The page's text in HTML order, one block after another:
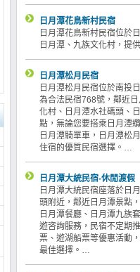
日月潭花鳥新村民宿
日月潭花鳥新村民宿位於
日月潭、九族文化村，提
日月潭松月民宿
日月潭松月民宿位於南投
為合法民宿768號，鄰近
化村、日月潭水社碼頭、
點，無論您要搭乘日月潭
日月潭騎單車，日月潭松
住宿的優質民宿選擇。…
日月潭大統民宿-休閒渡假
日月潭大統民宿座落於日
頭附近，鄰近日月潭景點
日月潭餐廳、日月潭九族
遊咨詢服務，民宿不定期
票、遊湖船票等優惠活動
最佳選擇。…